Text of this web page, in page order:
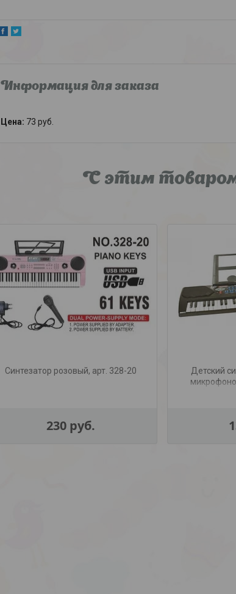
Информация для заказа
Цена: 73 руб.
С этим
Синтезатор розовый, арт. 328-20
230 руб.
Детский